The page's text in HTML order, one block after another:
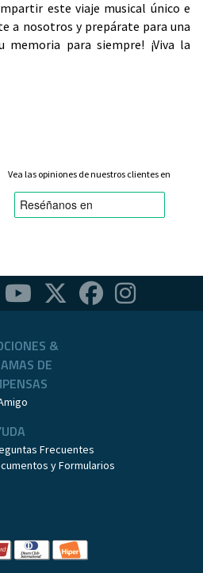
este viaje musical único e
a nosotros y prepárate para una
memoria para siempre! ¡Viva la
Vea las opiniones de nuestros clientes en
&
DE
Frecuentes
y Formularios